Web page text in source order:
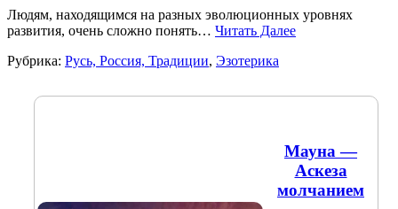
Людям, находящимся на разных эволюционных уровнях
развития, очень сложно понять… Читать Далее
Рубрика: Русь, Россия, Традиции, Эзотерика
Мауна —
Аскеза
молчанием